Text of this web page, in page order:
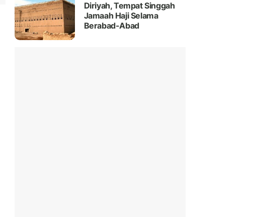
Diriyah, Tempat Singgah
Jamaah Haji Selama
Berabad-Abad